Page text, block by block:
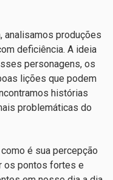
analisamos produções
deficiência. A ideia
personagens, os
lições que podem
histórias
problemáticas do
é sua percepção
os pontos fortes e